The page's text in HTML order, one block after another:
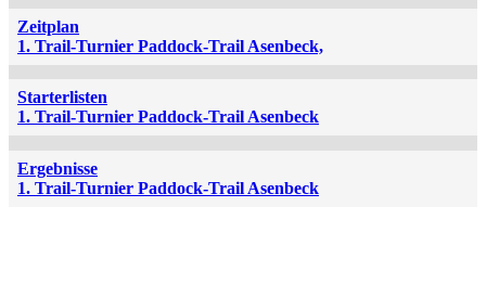
Zeitplan
1. Trail-Turnier Paddock-Trail Asenbeck,
Starterlisten
1. Trail-Turnier Paddock-Trail Asenbeck
Ergebnisse
1. Trail-Turnier Paddock-Trail Asenbeck